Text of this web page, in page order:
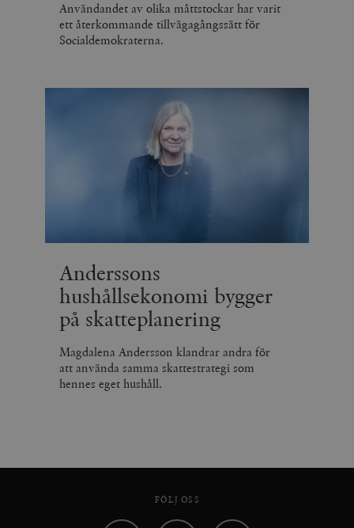
Användandet av olika måttstockar har varit
ett återkommande tillvägagångssätt för
Socialdemokraterna.
Anderssons
hushållsekonomi bygger
på skatteplanering
Magdalena Andersson klandrar andra för
att använda samma skattestrategi som
hennes eget hushåll.
FÖLJ OSS